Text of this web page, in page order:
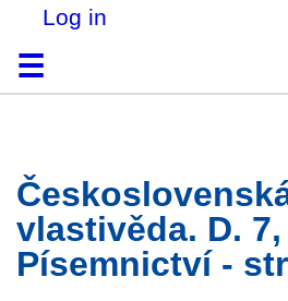
Log in
HomeBrowse
Search
About
HelpContactDigitalia
vlastivěda. D. 7,
Písemnictví -